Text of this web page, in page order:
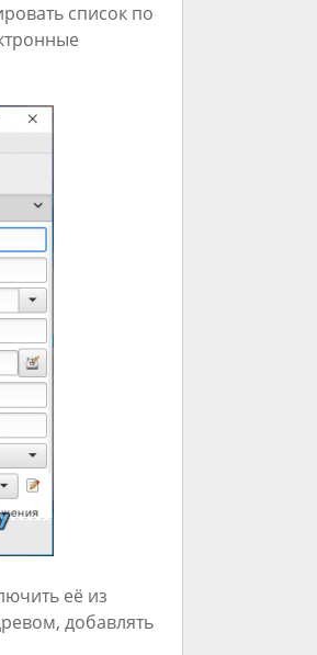
список по
её из
добавлять